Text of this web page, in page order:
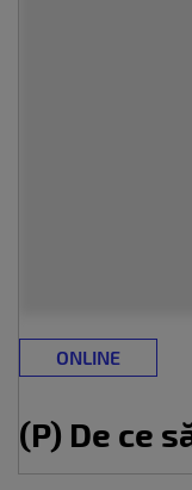
ONLINE
(P) De ce